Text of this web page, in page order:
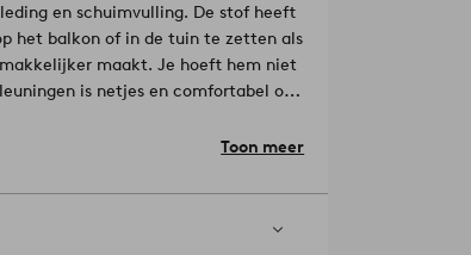
en schuimvulling. De stof heeft
het balkon of in de tuin te zetten als
maakt. Je hoeft hem niet
is netjes en comfortabel om
kunt er rustig over nadenken. De
Toon meer